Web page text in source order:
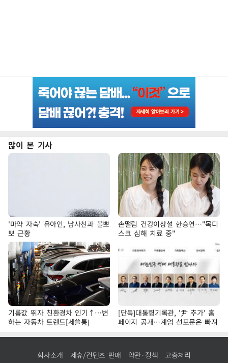
많이 본 기사
'마약 자숙' 유아인, 남사친과 볼뽀
뽀 근황
손떨림 건강이상설 한승연…"목디
스크 심해 치료 중"
기름값 뛰자 친환경차 인기↑…변
하는 자동차 트렌드[세쓸통]
[단독]대통령기록관, '尹 추가' 홈
페이지 공개…계엄 선포문은 빠져
회사소개 제휴/컨텐츠 판매 약관·정책 고충처리